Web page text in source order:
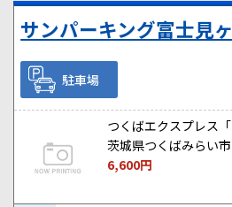
駐車場
つくばエクスプレス
茨城県つくばみらい
6,600円